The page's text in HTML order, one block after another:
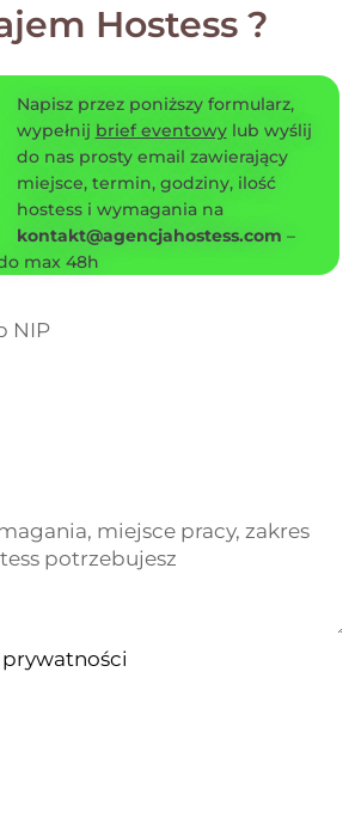
Hostess ?
Napisz przez poniższy formularz,
wypełnij brief eventowylub wyślij
do nas prosty email zawierający
miejsce, termin, godziny, ilość
hostess i wymagania na
kontakt@agencjahostess.com –
max 48h